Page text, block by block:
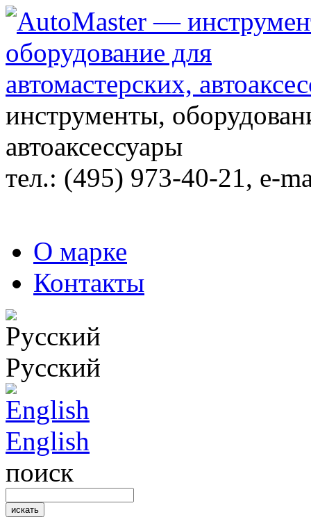
инструменты,
автоаксессуары
тел.: (495) 973-40-21, e-
О марке
Контакты
Русский
English
поиск